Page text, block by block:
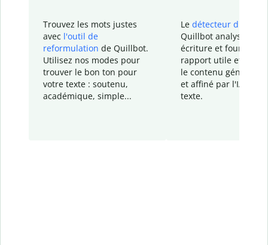
Trouvez les mots justes
avec l'outil de
reformulation de Quillbot.
Utilisez nos modes pour
trouver le bon ton pour
votre texte : soutenu,
académique, simple...
Le détecteur d'IA
Quillbot analyse votre
écriture et fournit un
rapport utile et
le contenu généré
et affiné par l'IA
texte.